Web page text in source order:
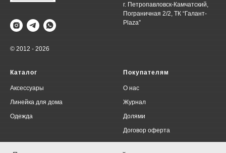
© 2012 - 2026
г. Петропавловск-Камчатский,
Пограничная 2/2, ТК “Галант-
Plaza”
Каталог
Аксессуары
Линейка для дома
Одежда
Покупателям
О нас
Журнал
Долями
Договор оферта
Политика конфиденциальности